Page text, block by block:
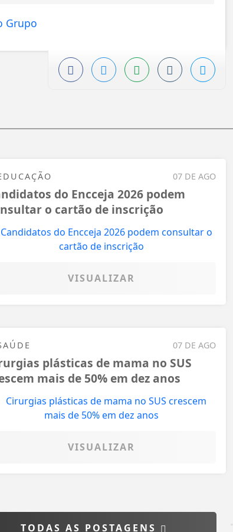
07 DE AGO
do Encceja 2026 podem
o cartão de inscrição
VISUALIZAR
07 DE AGO
plásticas de mama no SUS
mais de 50% em dez anos
VISUALIZAR
TODAS AS POSTAGENS